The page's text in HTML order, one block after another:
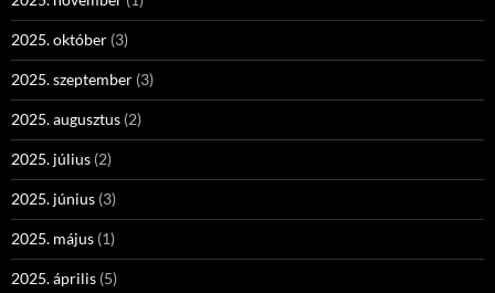
2025. október (3)
2025. szeptember (3)
2025. augusztus (2)
2025. július (2)
2025. június (3)
2025. május (1)
2025. április (5)